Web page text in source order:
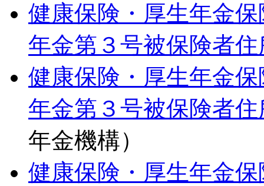
健康保険・厚生年金
年金第３号被保険者
健康保険・厚生年金
年金第３号被保険者
年金機構）
健康保険・厚生年金